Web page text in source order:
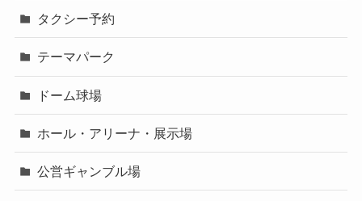
タクシー予約
テーマパーク
ドーム球場
ホール・アリーナ・展示場
公営ギャンブル場